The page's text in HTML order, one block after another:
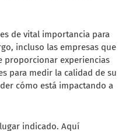
de vital importancia para
incluso las empresas que
proporcionar experiencias
para medir la calidad de su
cómo está impactando a
indicado. Aquí